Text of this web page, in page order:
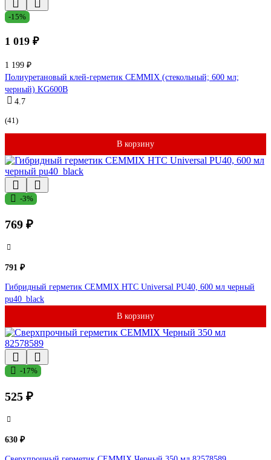
-15%
1 019 ₽
1 199 ₽
Полиуретановый клей-герметик CEMMIX (стекольный; 600 мл;
черный) KG600B
4.7
(41)
В корзину
-3%
769 ₽
791 ₽
Гибридный герметик CEMMIX HTC Universal PU40, 600 мл черный
pu40_black
В корзину
-17%
525 ₽
630 ₽